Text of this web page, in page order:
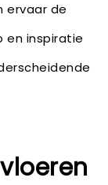
ervaar de
en inspiratie